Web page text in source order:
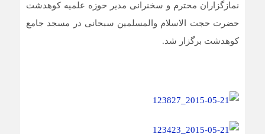
نمازگزاران محترم و سخنرانی مدیر حوزه علمیه کوهدشت
حضرت حجت الاسلام والمسلمین سبحانی در مسجد جامع
کوهدشت برگزار شد.